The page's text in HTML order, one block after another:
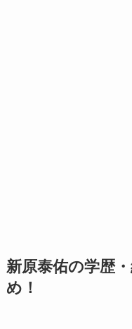
新原泰佑の学歴
め！